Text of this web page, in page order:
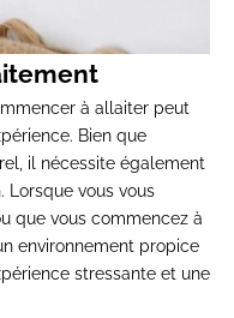
à allaiter peut
Bien que
il nécessite également
Lorsque vous vous
que vous commencez à
environnement propice
stressante et une